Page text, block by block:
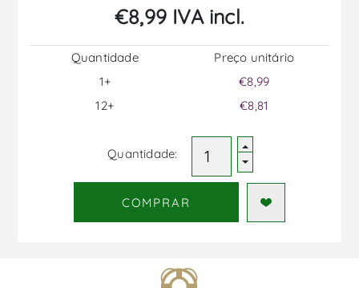
€8,99 IVA incl.
Quantidade
1+
12+
Preço unitário
€8,99
€8,81
Quantidade:
COMPRAR